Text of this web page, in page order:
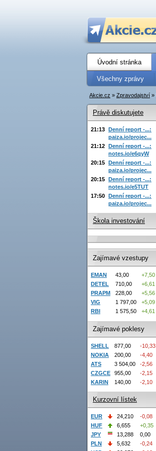
Úvodní stránka
Všechny zprávy
Akcie.cz » Zpravodajství »
Právě diskutujete
21:13 Denní report -...:
paiza.io/projec...
21:12 Denní report -...:
notes.io/e6qyW
20:15 Denní report -...:
paiza.io/projec...
20:15 Denní report -...:
notes.io/e5TUT
17:50 Denní report -...:
paiza.io/projec...
Škola investování
Zajímavé vzestupy
EMAN 43,00
+7,50
DETEL
710,00
+6,61
PRAPM
228,00
+5,56
VIG
1 797,00
+5,09
RBI
1 575,50 +4,61
Zajímavé poklesy
SHELL 877,00
-10,33
NOKIA
200,00
-4,40
ATS
3 504,00
-2,56
CZGCE
955,00
-2,15
KARIN
140,00 -2,10
Kurzovní lístek
EUR 24,210
-0,08
HUF
6,655
+0,35
JPY
13,288
0,00
PLN
5,632
-0,24